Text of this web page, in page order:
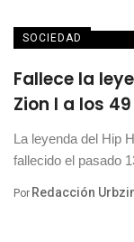
SOCIEDAD
Fallece la
Zion I a los
La leyenda del Hip
fallecido el pasado
Por Redacción